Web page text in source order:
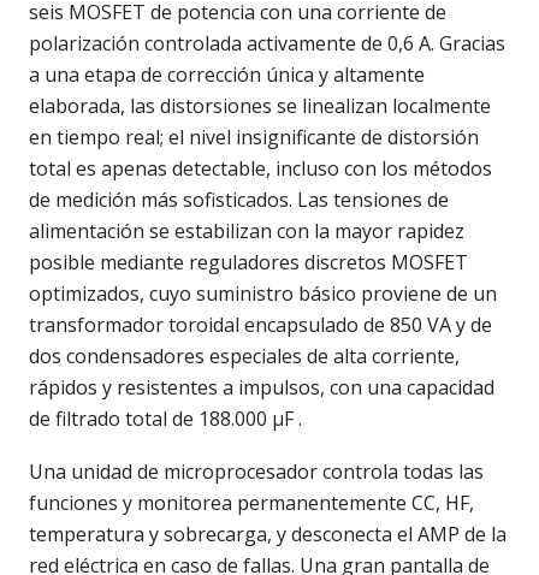
seis MOSFET de potencia con una corriente de
polarización controlada activamente de 0,6 A. Gracias
a una etapa de corrección única y altamente
elaborada, las distorsiones se linealizan localmente
en tiempo real; el nivel insignificante de distorsión
total es apenas detectable, incluso con los métodos
de medición más sofisticados. Las tensiones de
alimentación se estabilizan con la mayor rapidez
posible mediante reguladores discretos MOSFET
optimizados, cuyo suministro básico proviene de un
transformador toroidal encapsulado de 850 VA y de
dos condensadores especiales de alta corriente,
rápidos y resistentes a impulsos, con una capacidad
de filtrado total de 188.000 µF .
Una unidad de microprocesador controla todas las
funciones y monitorea permanentemente CC, HF,
temperatura y sobrecarga, y desconecta el AMP de la
red eléctrica en caso de fallas. Una gran pantalla de